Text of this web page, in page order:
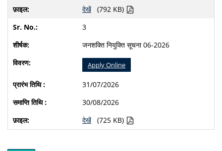
देखें
(792 KB)
3
जनशक्ति नियुक्ति सूचना 06-2026
Apply Online
31/07/2026
30/08/2026
देखें
(725 KB)